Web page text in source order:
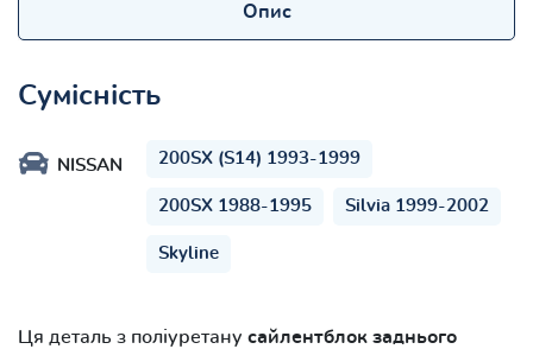
Опис
Сумісність
NISSAN 200SX (S14) 1993-1999
200SX 1988-1995 Silvia 1999-2002
Skyline
Ця деталь з поліуретану сайлентблок заднього